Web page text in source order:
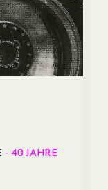
- 40 JAHRE